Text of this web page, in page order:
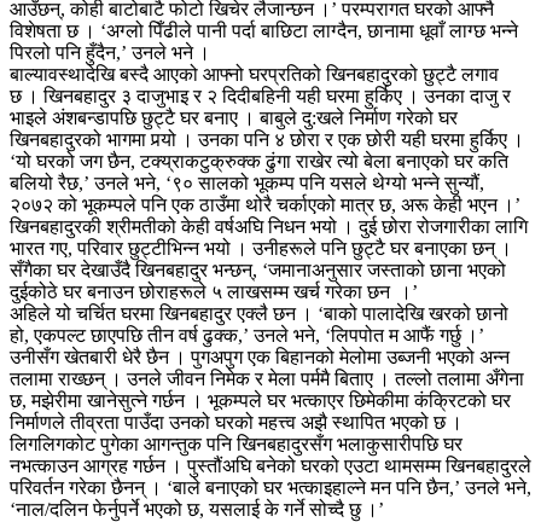
आउँछन्, कोही बाटोबाटै फोटो खिचेर लैजान्छन ।’ परम्परागत घरको आफ्नै
विशेषता छ । ‘अग्लो पिँढीले पानी पर्दा बाछिटा लाग्दैन, छानामा धूवाँ लाग्छ भन्ने
पिरलो पनि हुँदैन,’ उनले भने ।
बाल्यावस्थादेखि बस्दै आएको आफ्नो घरप्रतिको खिनबहादुरको छुट्टै लगाव
छ । खिनबहादुर ३ दाजुभाइ र २ दिदीबहिनी यही घरमा हुर्किए । उनका दाजु र
भाइले अंशबन्डापछि छुट्टै घर बनाए । बाबुले दु:खले निर्माण गरेको घर
खिनबहादुरको भागमा पर्‍यो । उनका पनि ४ छोरा र एक छोरी यही घरमा हुर्किए ।
‘यो घरको जग छैन, टक्य्राकटुक्रुक्क ढुंगा राखेर त्यो बेला बनाएको घर कति
बलियो रैछ,’ उनले भने, ‘९० सालको भूकम्प पनि यसले थेग्यो भन्ने सुन्यौं,
२०७२ को भूकम्पले पनि एक ठाउँमा थोरै चर्काएको मात्र छ, अरू केही भएन ।’
खिनबहादुरकी श्रीमतीको केही वर्षअघि निधन भयो । दुई छोरा रोजगारीका लागि
भारत गए, परिवार छुट्टीभिन्न भयो । उनीहरूले पनि छुट्टै घर बनाएका छन् ।
सँगैका घर देखाउँदै खिनबहादुर भन्छन्, ‘जमानाअनुसार जस्ताको छाना भएको
दुईकोठे घर बनाउन छोराहरूले ५ लाखसम्म खर्च गरेका छन ।’
अहिले यो चर्चित घरमा खिनबहादुर एक्लै छन । ‘बाको पालादेखि खरको छानो
हो, एकपल्ट छाएपछि तीन वर्ष ढुक्क,’ उनले भने, ‘लिपपोत म आफैं गर्छु ।’
उनीसँग खेतबारी धेरै छैन । पुगअपुग एक बिहानको मेलोमा उब्जनी भएको अन्न
तलामा राख्छन् । उनले जीवन निमेक र मेला पर्ममै बिताए । तल्लो तलामा अँगेना
छ, मझेरीमा खानेसुत्ने गर्छन । भूकम्पले घर भत्काएर छिमेकीमा कंक्रिटको घर
निर्माणले तीव्रता पाउँदा उनको घरको महत्त्व अझै स्थापित भएको छ ।
लिगलिगकोट पुगेका आगन्तुक पनि खिनबहादुरसँग भलाकुसारीपछि घर
नभत्काउन आग्रह गर्छन । पुस्तौंअघि बनेको घरको एउटा थामसम्म खिनबहादुरले
परिवर्तन गरेका छैनन् । ‘बाले बनाएको घर भत्काइहाल्ने मन पनि छैन,’ उनले भने,
‘नाल/दलिन फेर्नुपर्ने भएको छ, यसलाई के गर्ने सोच्दै छु ।’